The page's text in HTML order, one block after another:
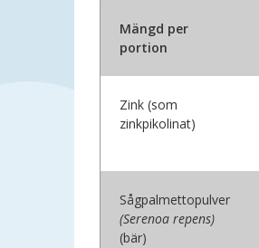
Mängd per
portion
Zink (som
zinkpikolinat)
Sågpalmettopulver
(Serenoa repens)
(bär)